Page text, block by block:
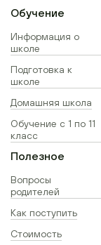
Обучение
Информация о
школе
Подготовка к
школе
Домашняя школа
Обучение с 1 по 11
класс
Полезное
Вопросы
родителей
Как поступить
Стоимость